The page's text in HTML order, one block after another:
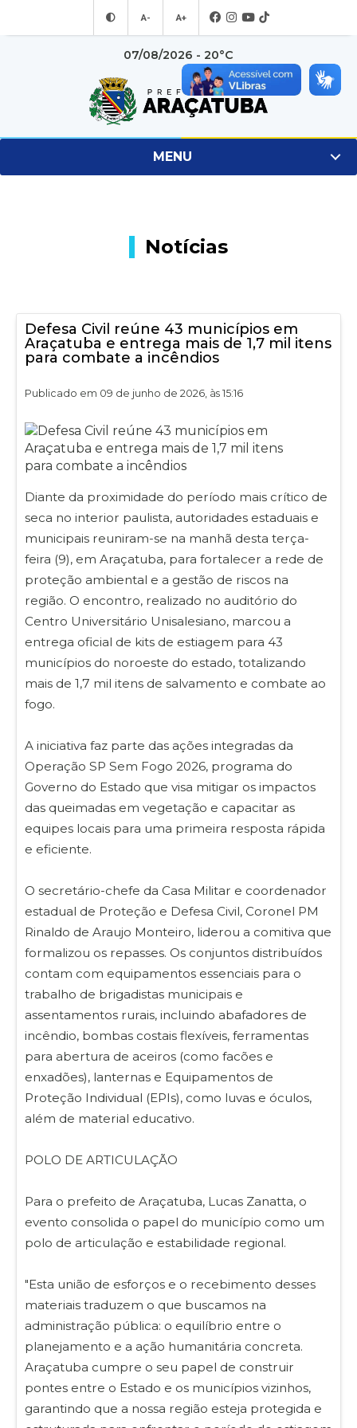
A- A+
07/08/2026 - 20°C
MENU
Notícias
Defesa Civil reúne 43 municípios em
Araçatuba e entrega mais de 1,7 mil itens
para combate a incêndios
Publicado em 09 de junho de 2026, às 15:16
Diante da proximidade do período mais crítico de
seca no interior paulista, autoridades estaduais e
municipais reuniram-se na manhã desta terça-
feira (9), em Araçatuba, para fortalecer a rede de
proteção ambiental e a gestão de riscos na
região. O encontro, realizado no auditório do
Centro Universitário Unisalesiano, marcou a
entrega oficial de kits de estiagem para 43
municípios do noroeste do estado, totalizando
mais de 1,7 mil itens de salvamento e combate ao
fogo.
A iniciativa faz parte das ações integradas da
Operação SP Sem Fogo 2026, programa do
Governo do Estado que visa mitigar os impactos
das queimadas em vegetação e capacitar as
equipes locais para uma primeira resposta rápida
e eficiente.
O secretário-chefe da Casa Militar e coordenador
estadual de Proteção e Defesa Civil, Coronel PM
Rinaldo de Araujo Monteiro, liderou a comitiva que
formalizou os repasses. Os conjuntos distribuídos
contam com equipamentos essenciais para o
trabalho de brigadistas municipais e
assentamentos rurais, incluindo abafadores de
incêndio, bombas costais flexíveis, ferramentas
para abertura de aceiros (como facões e
enxadões), lanternas e Equipamentos de
Proteção Individual (EPIs), como luvas e óculos,
além de material educativo.
POLO DE ARTICULAÇÃO
Para o prefeito de Araçatuba, Lucas Zanatta, o
evento consolida o papel do município como um
polo de articulação e estabilidade regional.
"Esta união de esforços e o recebimento desses
materiais traduzem o que buscamos na
administração pública: o equilíbrio entre o
planejamento e a ação humanitária concreta.
Araçatuba cumpre o seu papel de construir
pontes entre o Estado e os municípios vizinhos,
garantindo que a nossa região esteja protegida e